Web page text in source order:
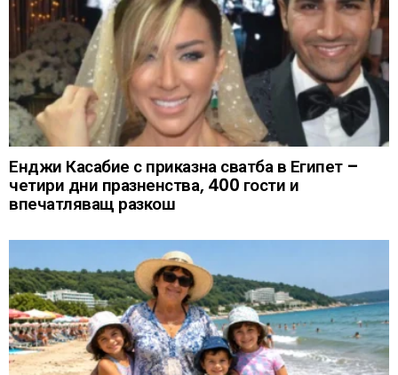
Енджи Касабие с приказна сватба в Египет –
четири дни празненства, 400 гости и
впечатляващ разкош